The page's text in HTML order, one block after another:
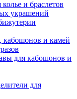
и браслетов
украшений
кабошонов и камей
для кабошонов и
для